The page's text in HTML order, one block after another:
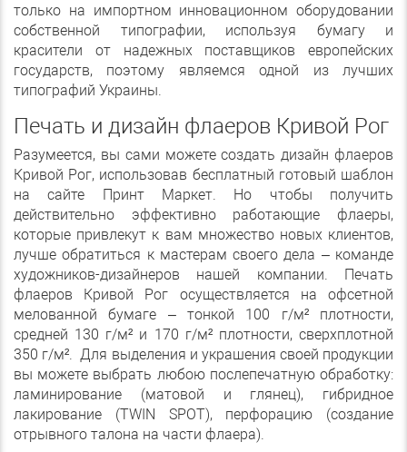
только на импортном инновационном оборудовании
собственной типографии, используя бумагу и
красители от надежных поставщиков европейских
государств, поэтому являемся одной из лучших
типографий Украины.
Печать и дизайн флаеров Кривой Рог
Разумеется, вы сами можете создать дизайн флаеров
Кривой Рог, использовав бесплатный готовый шаблон
на сайте Принт Маркет. Но чтобы получить
действительно эффективно работающие флаеры,
которые привлекут к вам множество новых клиентов,
лучше обратиться к мастерам своего дела – команде
художников-дизайнеров нашей компании. Печать
флаеров Кривой Рог осуществляется на офсетной
мелованной бумаге – тонкой 100 г/м² плотности,
средней 130 г/м² и 170 г/м² плотности, сверхплотной
350 г/м². Для выделения и украшения своей продукции
вы можете выбрать любою послепечатную обработку:
ламинирование (матовой и глянец), гибридное
лакирование (TWIN SPOT), перфорацию (создание
отрывного талона на части флаера).